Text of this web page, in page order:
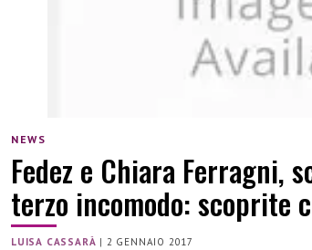
NEWS
Fedez e Chiara Ferragni,
terzo incomodo: scoprite
LUISA CASSARÀ | 2 GENNAIO 2017